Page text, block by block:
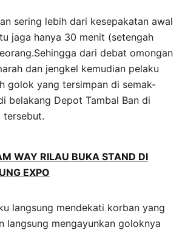
sering lebih dari kesepakatan awal
jaga hanya 30 menit (setengah
dari debat omongan
dan jengkel kemudian pelaku
golok yang tersimpan di semak-
belakang Depot Tambal Ban di
tersebut.
WAY RILAU BUKA STAND DI
EXPO
langsung mendekati korban yang
langsung mengayunkan goloknya